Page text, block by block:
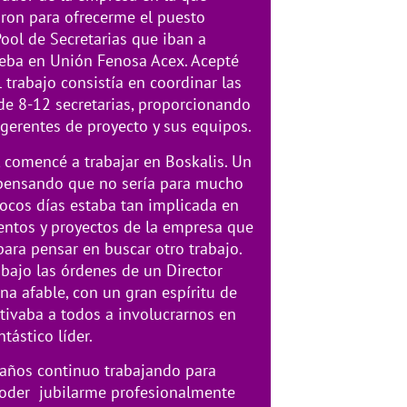
para ofrecerme el puesto
de Secretarias que iban a
en Unión Fenosa Acex. Acepté
trabajo consistía en coordinar las
8-12 secretarias, proporcionando
de proyecto y sus equipos.
a trabajar en Boskalis. Un
que no sería para mucho
días estaba tan implicada en
y proyectos de la empresa que
pensar en buscar otro trabajo.
las órdenes de un Director
afable, con un gran espíritu de
a todos a involucrarnos en
líder.
continuo trabajando para
jubilarme profesionalmente